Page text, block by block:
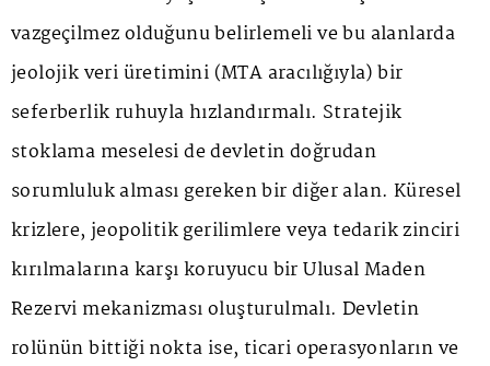
vazgeçilmez olduğunu belirlemeli ve bu alanlarda
jeolojik veri üretimini (MTA aracılığıyla) bir
seferberlik ruhuyla hızlandırmalı. Stratejik
stoklama meselesi de devletin doğrudan
sorumluluk alması gereken bir diğer alan. Küresel
krizlere, jeopolitik gerilimlere veya tedarik zinciri
kırılmalarına karşı koruyucu bir Ulusal Maden
Rezervi mekanizması oluşturulmalı. Devletin
rolünün bittiği nokta ise, ticari operasyonların ve